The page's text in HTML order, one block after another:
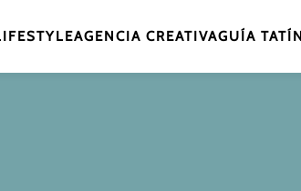
AGENCIA CREATIVAGUÍA TATÍN